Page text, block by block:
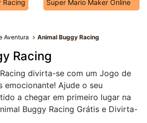
Racing Super Mario Maker Online
Aventura Animal Buggy Racing
Racing
divirta-se com um Jogo de
emocionante! Ajude o seu
a chegar em primeiro lugar na
Buggy Racing Grátis e Divirta-